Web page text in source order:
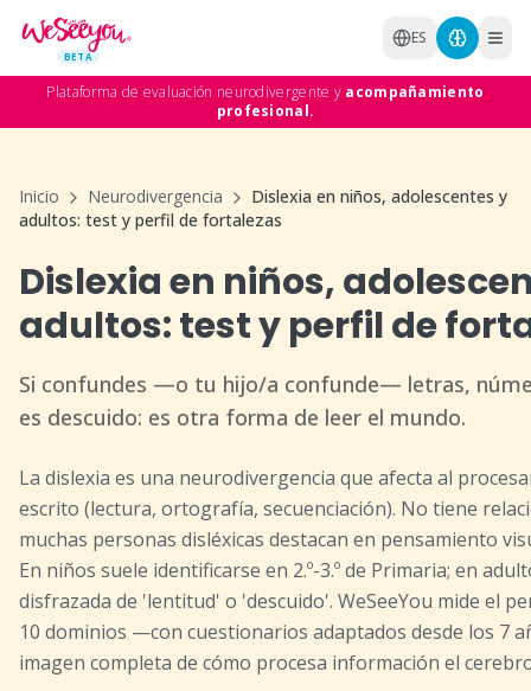
Saltar al contenido principal
BETA
ES
Plataforma de evaluación neurodivergente y acompañamiento
profesional.
Inicio Neurodivergencia
Dislexia en niños, adolescentes y
adultos: test y perfil de fortalezas
Dislexia en niños,
adultos: test y perfil de
Si confundes —o tu hijo/a confunde— letras,
es descuido: es otra forma de leer el mundo.
La dislexia es una neurodivergencia que afecta al
escrito (lectura, ortografía, secuenciación). No tiene
muchas personas disléxicas destacan en pensamiento
En niños suele identificarse en 2.º-3.º de Primaria; en
disfrazada de 'lentitud' o 'descuido'. WeSeeYou mide el
10 dominios —con cuestionarios adaptados desde los 7
imagen completa de cómo procesa información el